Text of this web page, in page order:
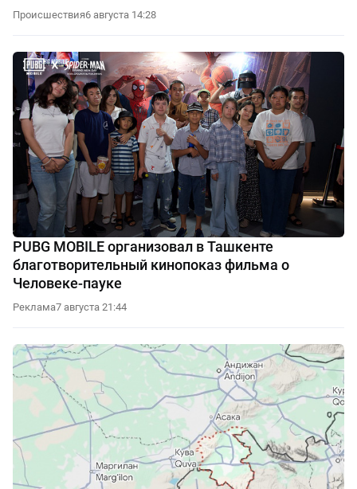
Происшествия6 августа 14:28
PUBG MOBILE организовал в Ташкенте
благотворительный кинопоказ фильма о
Человеке-пауке
Реклама7 августа 21:44